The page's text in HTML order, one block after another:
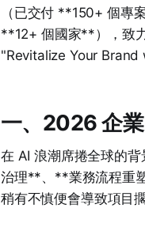
（已交付 **150+ 個
**12+ 個國家**），致
"Revitalize Your Brand
一、2026 企
在 AI 浪潮席捲全球的
治理**、**業務流程重
稍有不慎便會導致項目